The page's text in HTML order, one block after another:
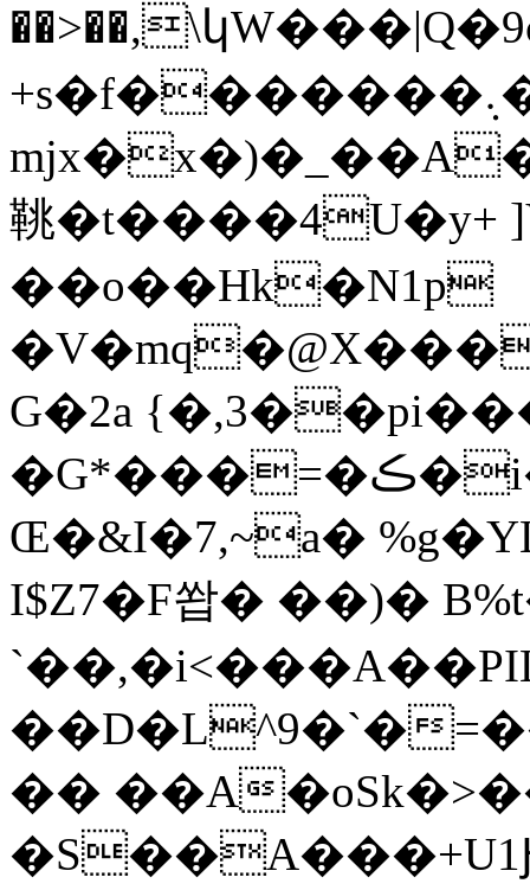
+s�f�������܉����� V"-
鞉 �t����4U�y+
��o��Hk�N1p
G�2a
�G*���=�ڪ�i��}@�Y�SR=',���B�nI$J�/I"�E
Œ�&I�7,~a�
I$Z7�F쐅� ��)�
��D�L^9�`�
�� ��A